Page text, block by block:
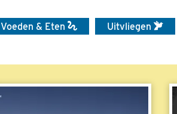
Voeden & Eten Uitvliegen